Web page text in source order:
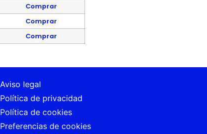
Comprar
Comprar
Comprar
Aviso legal
Política de privacidad
Política de cookies
Preferencias de cookies